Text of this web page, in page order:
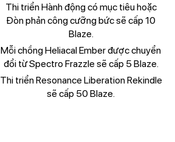
Thi triển Hành động có mục tiêu hoặc
Đòn phản công cưỡng bức sẽ cấp 10
Blaze.
Mỗi chồng Heliacal Ember được chuyển
đổi từ Spectro Frazzle sẽ cấp 5 Blaze.
Thi triển Resonance Liberation Rekindle
sẽ cấp 50 Blaze.